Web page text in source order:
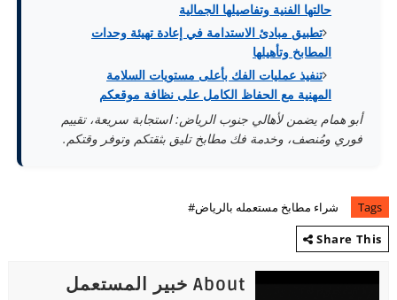
حالتها الفنية وتفاصيلها الجمالية
تطبيق مبادئ الاستدامة في إعادة تهيئة وحدات
المطابخ وتأهيلها
تنفيذ عمليات الفك بأعلى مستويات السلامة
المهنية مع الحفاظ الكامل على نظافة موقعكم
أبو همام يضمن لأهالي جنوب الرياض: استجابة سريعة، تقييم
فوري ومُنصف، وخدمة فك مطابخ تليق بثقتكم وتوفر وقتكم.
Tags
شراء مطابخ مستعمله بالرياض#
Share This
About خبير المستعمل